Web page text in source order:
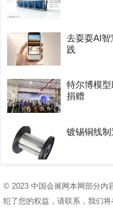
去耍耍AI
践
特尔博模
捐赠
镀锡铜线
© 2023 中国会展网本网部分内
犯了您的权益，请联系，我们